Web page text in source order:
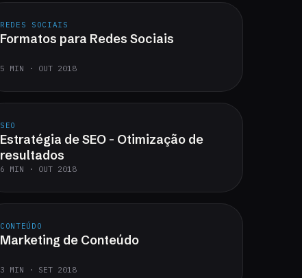
REDES SOCIAIS
Formatos para Redes Sociais
5 MIN · OUT 2018
SEO
Estratégia de SEO - Otimização de
resultados
6 MIN · OUT 2018
CONTEÚDO
Marketing de Conteúdo
3 MIN · SET 2018